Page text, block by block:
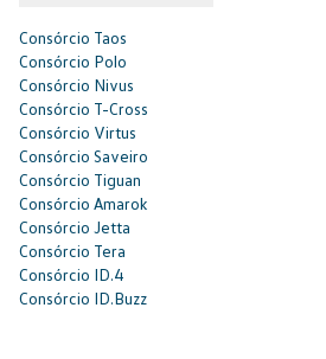
Consórcio Taos
Consórcio Polo
Consórcio Nivus
Consórcio T-Cross
Consórcio Virtus
Consórcio Saveiro
Consórcio Tiguan
Consórcio Amarok
Consórcio Jetta
Consórcio Tera
Consórcio ID.4
Consórcio ID.Buzz